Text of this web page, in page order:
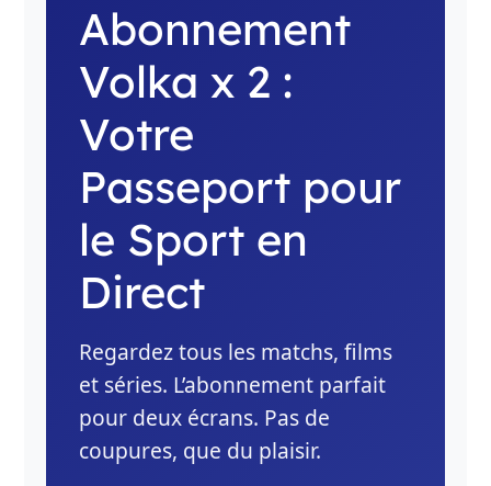
Abonnement
Volka x 2 :
Votre
Passeport pour
le Sport en
Direct
Regardez tous les matchs, films
et séries. L’abonnement parfait
pour deux écrans. Pas de
coupures, que du plaisir.